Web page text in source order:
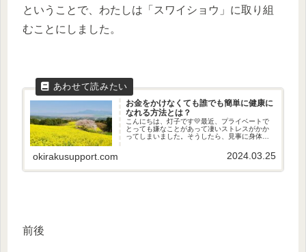
ということで、わたしは「スワイショウ」に取り組
むことにしました。
お金をかけなくても誰でも簡単に健康に
なれる方法とは？
こんにちは、灯子です💛最近、プライベートで
とっても嫌なことがあって凄いストレスがかか
ってしまいました。そうしたら、見事に身体に
かしながらわたくし、とてもトイレが近いので
す😢もう、２０年以上も前からで...
okirakusupport.com 2024.03.25
前後